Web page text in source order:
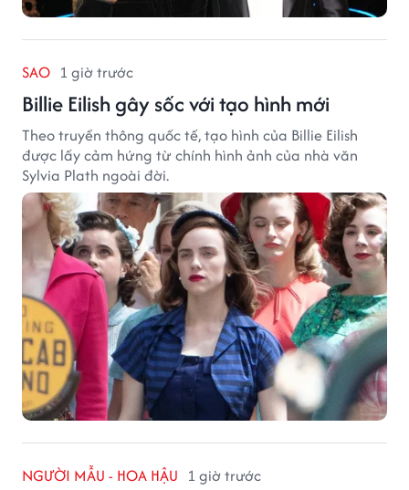
SAO 1 giờ trước
Billie Eilish gây sốc với tạo hình mới
Theo truyền thông quốc tế, tạo hình của Billie Eilish
được lấy cảm hứng từ chính hình ảnh của nhà văn
Sylvia Plath ngoài đời.
NGƯỜI MẪU - HOA HẬU 1 giờ trước